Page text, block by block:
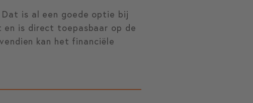
Dat is al een goede optie bij
en is direct toepasbaar op de
kan het financiële